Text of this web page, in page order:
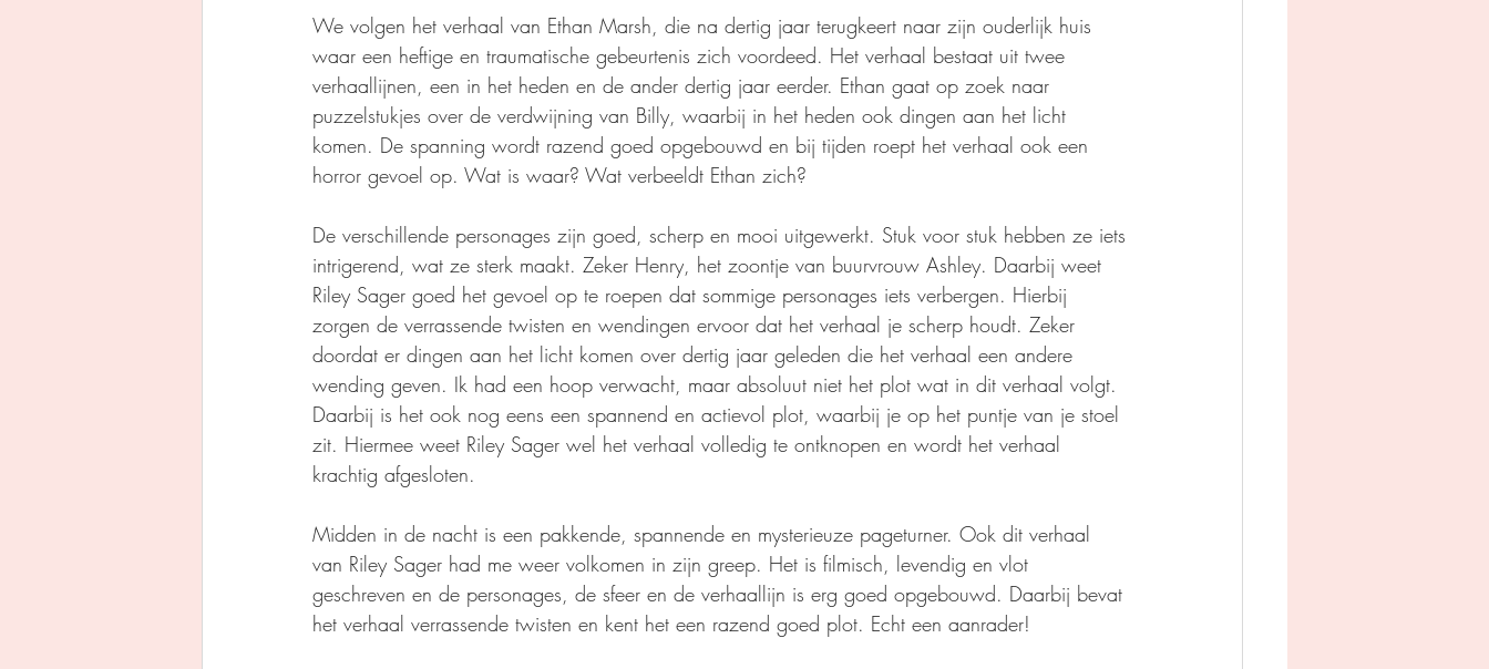
We volgen het verhaal van Ethan Marsh, die na dertig jaar terugkeert naar zijn ouderlijk huis
waar een heftige en traumatische gebeurtenis zich voordeed. Het verhaal bestaat uit twee
verhaallijnen, een in het heden en de ander dertig jaar eerder. Ethan gaat op zoek naar
puzzelstukjes over de verdwijning van Billy, waarbij in het heden ook dingen aan het licht
komen. De spanning wordt razend goed opgebouwd en bij tijden roept het verhaal ook een
horror gevoel op. Wat is waar? Wat verbeeldt Ethan zich?
De verschillende personages zijn goed, scherp en mooi uitgewerkt. Stuk voor stuk hebben ze iets
intrigerend, wat ze sterk maakt. Zeker Henry, het zoontje van buurvrouw Ashley. Daarbij weet
Riley Sager goed het gevoel op te roepen dat sommige personages iets verbergen. Hierbij
zorgen de verrassende twisten en wendingen ervoor dat het verhaal je scherp houdt. Zeker
doordat er dingen aan het licht komen over dertig jaar geleden die het verhaal een andere
wending geven. Ik had een hoop verwacht, maar absoluut niet het plot wat in dit verhaal volgt.
Daarbij is het ook nog eens een spannend en actievol plot, waarbij je op het puntje van je stoel
zit. Hiermee weet Riley Sager wel het verhaal volledig te ontknopen en wordt het verhaal
krachtig afgesloten.
Midden in de nacht is een pakkende, spannende en mysterieuze pageturner. Ook dit verhaal
van Riley Sager had me weer volkomen in zijn greep. Het is filmisch, levendig en vlot
geschreven en de personages, de sfeer en de verhaallijn is erg goed opgebouwd. Daarbij bevat
het verhaal verrassende twisten en kent het een razend goed plot. Echt een aanrader!